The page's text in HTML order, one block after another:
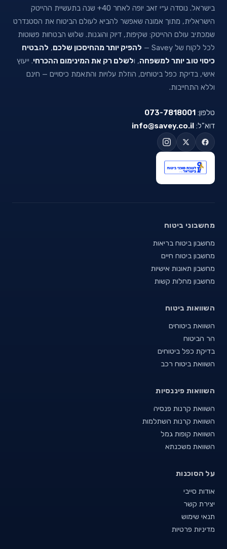
בישראל. נוסדה ע״י זאב יופה לאחר 40+ שנה בתעשיית ההייטק
הישראלית, מתוך אמונה שאפשר להביא לעולם הביטוח את הסטנדרט
שמכתיב עולם ההייטק: שקיפות, דיוק והוגנות. שלוש הבטחות פשוטות
לכל לקוח של Savey —
להפיק יותר מהחיסכון שלכם, להבטיח
כיסוי טוב יותר למשפחה, ולשלם רק את המינימום ההכרחי. ייעוץ
אישי, בדיקת כפל ביטוחים, הוזלת עלויות והתאמת כיסויים — חינם
וללא התחייבות.
טלפון: 073-7818001
דוא"ל: info@savey.co.il
מחשבוני ביטוח
מחשבון ביטוח בריאות
מחשבון ביטוח חיים
מחשבון תאונות אישיות
מחשבון מחלות קשות
השוואות ביטוח
השוואת ביטוחים
הר הביטוח
בדיקת כפל ביטוחים
השוואת ביטוח רכב
השוואות פיננסיות
השוואת קרנות פנסיה
השוואת קרנות השתלמות
השוואת קופות גמל
השוואת משכנתא
על הסוכנות
אודות סייבי
יצירת קשר
תנאי שימוש
מדיניות פרטיות